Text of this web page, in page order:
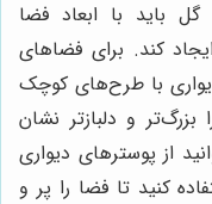
گل باید با ابعاد فضا
کند. برای فضاهای
با طرح‌های کوچک
و دلبازتر نشان
از پوسترهای دیواری
کنید تا فضا را پر و